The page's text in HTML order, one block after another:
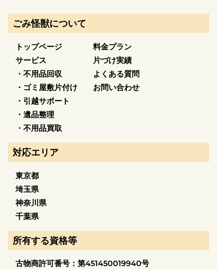
ごみ怪獣について
トップページ
サービス
・不用品回収
・ゴミ屋敷片付け
・引越サポート
・遺品整理
・不用品買取
料金プラン
片づけ実績
よくある質問
お問い合わせ
対応エリア
東京都
埼玉県
神奈川県
千葉県
所有する資格等
古物商許可番号：第451450019940号